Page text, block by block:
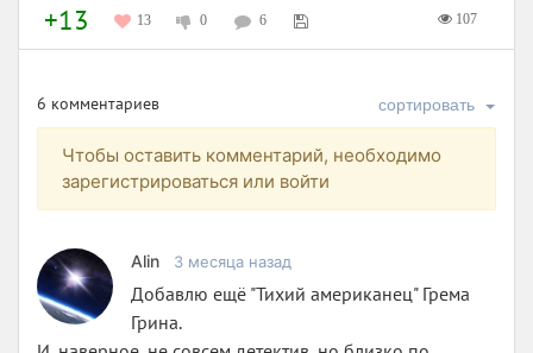
+13 13 0 6 107